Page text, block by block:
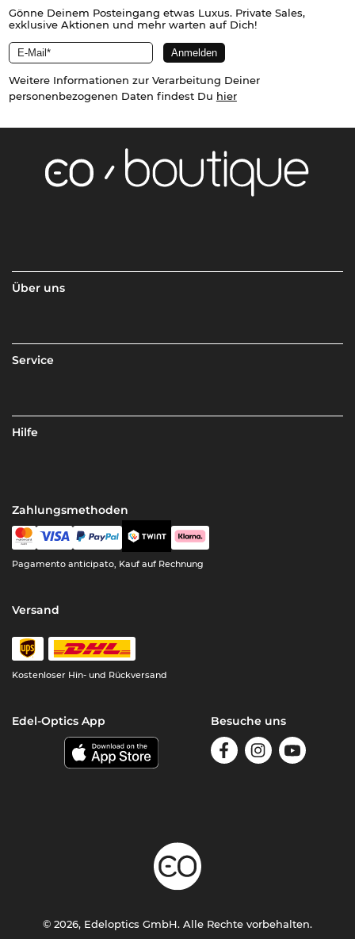
Gönne Deinem Posteingang etwas Luxus. Private Sales,
exklusive Aktionen und mehr warten auf Dich!
Weitere Informationen zur Verarbeitung Deiner
personenbezogenen Daten findest Du hier
Über uns
Service
Hilfe
Zahlungsmethoden
Pagamento anticipato, Kauf auf Rechnung
Versand
Kostenloser Hin- und Rückversand
Edel-Optics App Besuche uns
© 2026, Edeloptics GmbH. Alle Rechte vorbehalten.